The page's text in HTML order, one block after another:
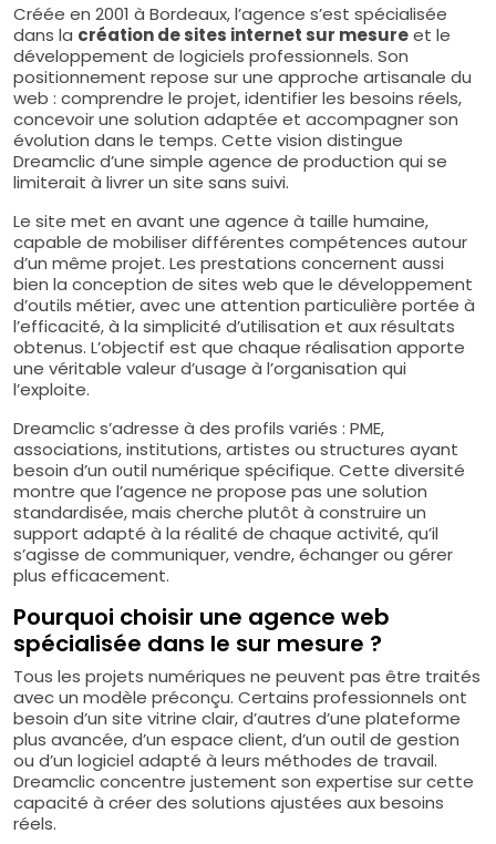
Créée en 2001 à Bordeaux, l’agence s’est spécialisée
dans la création de sites internet sur mesureet le
développement de logiciels professionnels. Son
positionnement repose sur une approche artisanale du
web : comprendre le projet, identifier les besoins réels,
concevoir une solution adaptée et accompagner son
évolution dans le temps. Cette vision distingue
Dreamclic d’une simple agence de production qui se
limiterait à livrer un site sans suivi.
Le site met en avant une agence à taille humaine,
capable de mobiliser différentes compétences autour
d’un même projet. Les prestations concernent aussi
bien la conception de sites web que le développement
d’outils métier, avec une attention particulière portée à
l’efficacité, à la simplicité d’utilisation et aux résultats
obtenus. L’objectif est que chaque réalisation apporte
une véritable valeur d’usage à l’organisation qui
l’exploite.
Dreamclic s’adresse à des profils variés : PME,
associations, institutions, artistes ou structures ayant
besoin d’un outil numérique spécifique. Cette diversité
montre que l’agence ne propose pas une solution
standardisée, mais cherche plutôt à construire un
support adapté à la réalité de chaque activité, qu’il
s’agisse de communiquer, vendre, échanger ou gérer
plus efficacement.
Pourquoi choisir une agence web
spécialisée dans le sur mesure ?
Tous les projets numériques ne peuvent pas être traités
avec un modèle préconçu. Certains professionnels ont
besoin d’un site vitrine clair, d’autres d’une plateforme
plus avancée, d’un espace client, d’un outil de gestion
ou d’un logiciel adapté à leurs méthodes de travail.
Dreamclic concentre justement son expertise sur cette
capacité à créer des solutions ajustées aux besoins
réels.